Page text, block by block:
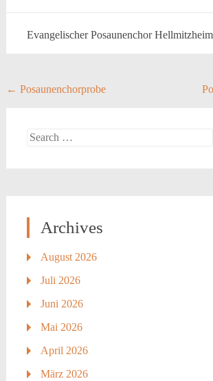
Evangelischer Posaunenchor Hellmitzheim
Post
← Posaunenchorprobe
Search
Archives
August 2026
Juli 2026
Juni 2026
Mai 2026
April 2026
März 2026